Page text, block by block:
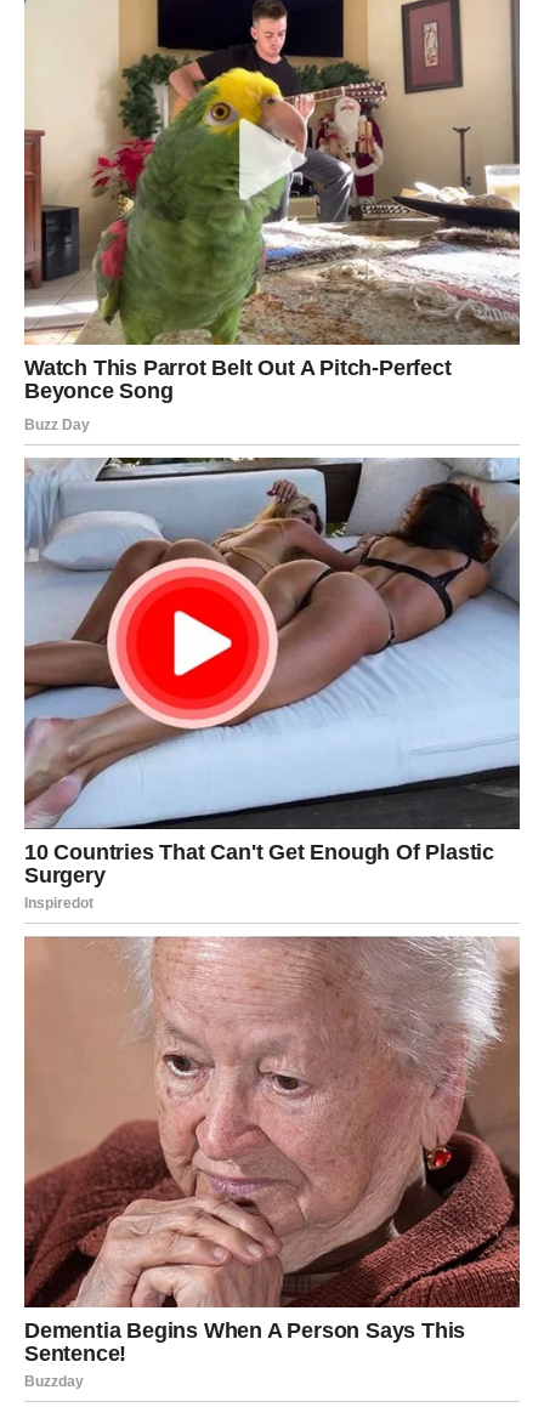
Ribe su znak kojem zvijezde donose možda i najveću
kombinaciju sreće. Na finansijskom planu dolazi prilika
koja može značajno poboljšati stanje na računu i otvoriti
vrata mnogo sigurnijoj budućnosti.
Istovremeno, ljubav ulazi u veoma lijepu fazu. Moguće je
novo poznanstvo, priznanje osjećanja ili razvoj odnosa
koji vam vraća vjeru da prava ljubav zaista postoji.
Bićete među onima koji će imati osjećaj da im se život
mijenja nabolje iz dana u dan.
Nisu česti periodi kada se istovremeno otvore vrata
ljubavi i finansijskog prosperiteta, ali upravo takvu
energiju sada pokazuju zvijezde. Mnogi znakovi dobijaju
priliku da ostvare napredak na dva najvažnija životna
polja odjednom.
Posebno se izdvajaju Ribe, Strijelac i Lav, kojima dolaze i
ljubavna sreća i finansijske prilike koje mogu promijeniti
naredne mjesece. Ipak, svaki znak dobija šansu da osjeti
kako izgleda kada život odluči da nagradi trud, vjeru i
strpljenje.
Ponekad sreća pokuca na jedna vrata. A ponekad otvori
sva odjednom. Upravo takav period sada počinje za
mnoge.